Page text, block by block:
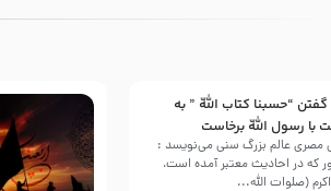
گفتن “حسبنا كتاب اللّه ” به
با رسول اللّه برخاست
مصری عالم بزرگ سنی می‌نویسد :
که در احادیث معتبر آمده است،
اکرم (صلوات اللّه...